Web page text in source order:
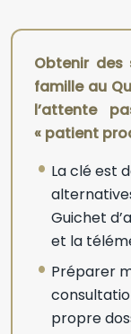
Obtenir des
famille au
l’attente
« patient
La clé est
Guichet
et la
Préparer
propre